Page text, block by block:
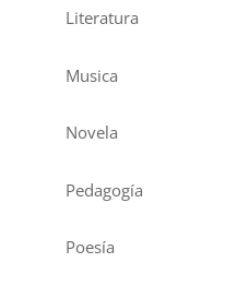
Literatura
Musica
Novela
Pedagogía
Poesía